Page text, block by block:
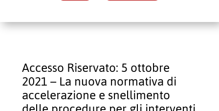
Accesso Riservato: 5 ottobre
2021 – La nuova normativa di
accelerazione e snellimento